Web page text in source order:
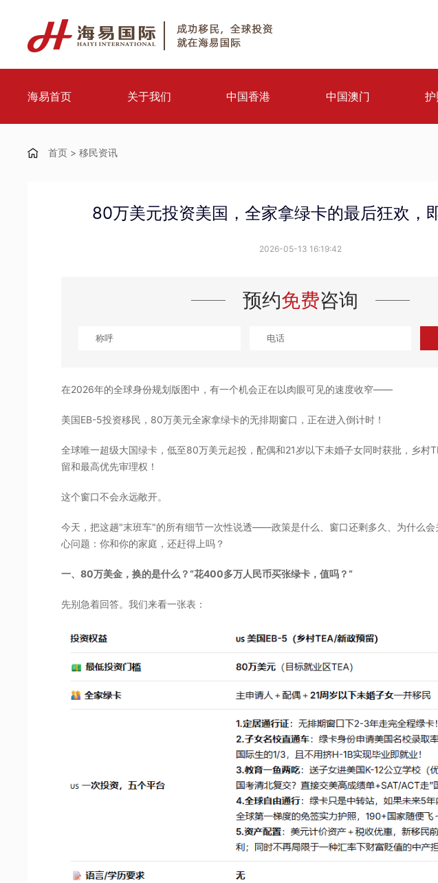
海易首页 关于我们 中国香港 中国澳门 护
首页 > 移民资讯
80万美元投资美国，全家拿绿卡的最后狂欢，
2026-05-13 16:19:42
预约免费咨询
在2026年的全球身份规划版图中，有一个机会正在以肉眼可见的速度收窄——
美国EB-5投资移民，80万美元全家拿绿卡的无排期窗口，正在进入倒计时！
全球唯一超级大国绿卡，低至80万美元起投，配偶和21岁以下未婚子女同时获批，乡村
留和最高优先审理权！
这个窗口不会永远敞开。
今天，把这趟"末班车"的所有细节一次性说透——政策是什么、窗口还剩多久、为什么会
心问题：你和你的家庭，还赶得上吗？
一、80万美金，换的是什么？“花400多万人民币买张绿卡，值吗？“
先别急着回答。我们来看一张表：